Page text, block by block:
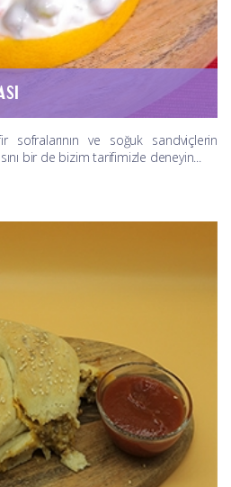
sofralarının ve soğuk sandviçlerin
bir de bizim tarifimizle deneyin...